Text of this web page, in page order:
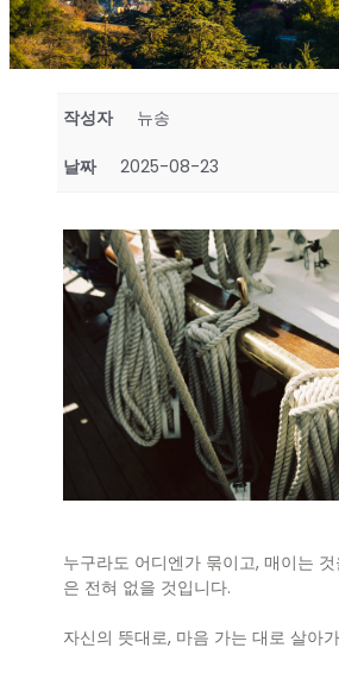
작성자 뉴송
날짜 2025-08-23
누구라도 어디엔가 묶이고, 매이는
은 전혀 없을 것입니다.
자신의 뜻대로, 마음 가는 대로 살아